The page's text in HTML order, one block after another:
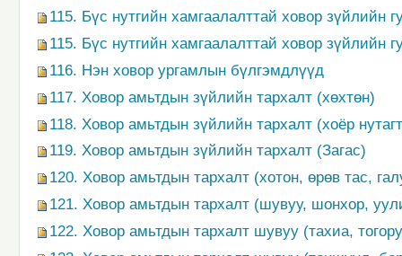
115. Бүс нутгийн хамгаалалттай ховор зүйлийн
115. Бүс нутгийн хамгаалалттай ховор зүйлийн
116. Нэн ховор ургамлын бүлгэмдлүүд
117. Ховор амьтдын зүйлийн тархалт (хөхтөн)
118. Ховор амьтдын зүйлийн тархалт (хоёр
119. Ховор амьтдын зүйлийн тархалт (Загас)
120. Ховор амьтдын тархалт (хотон, өрөв тас,
121. Ховор амьтдын тархалт (шувуу, шонхор,
122. Ховор амьтдын тархалт шувуу (тахиа,